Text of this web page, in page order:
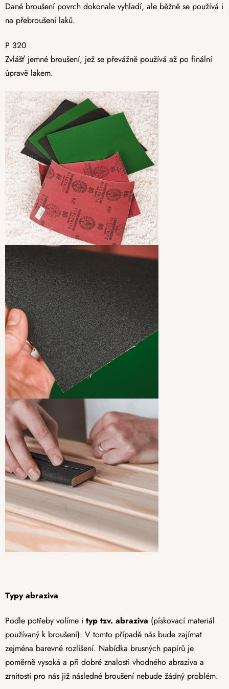
Dané broušení povrch dokonale vyhladí, ale běžně se používá i
na přebroušení laků.
P 320
Zvlášť jemné broušení, jež se převážně používá až po finální
úpravě lakem.
Typy abraziva
Podle potřeby volíme i typ tzv. abraziva (pískovací materiál
používaný k broušení). V tomto případě nás bude zajímat
zejména barevné rozlišení. Nabídka brusných papírů je
poměrně vysoká a při dobré znalosti vhodného abraziva a
zrnitosti pro nás již následné broušení nebude žádný problém.